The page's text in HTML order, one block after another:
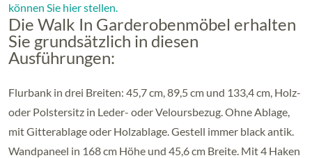
können Sie hier stellen.
Die Walk In Garderobenmöbel erhalten
Sie grundsätzlich in diesen
Ausführungen:
Flurbank in drei Breiten: 45,7 cm, 89,5 cm und 133,4 cm, Holz-
oder Polstersitz in Leder- oder Veloursbezug. Ohne Ablage,
mit Gitterablage oder Holzablage. Gestell immer black antik.
Wandpaneel in 168 cm Höhe und 45,6 cm Breite. Mit 4 Haken